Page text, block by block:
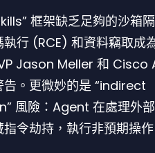
框架缺乏足夠的沙箱隔
行 (RCE) 和資料竊取成
Jason Meller 和 Cisco
告。更微妙的是 “indirect
風險：Agent 在處理外
令劫持，執行非預期操